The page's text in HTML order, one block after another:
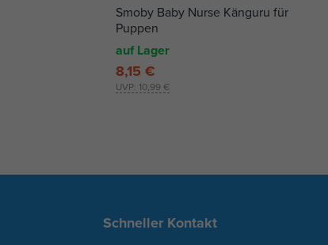
Smoby Baby Nurse Känguru für
Puppen
auf Lager
UVP: 10,99 €
8,15 €
Schneller Kontakt